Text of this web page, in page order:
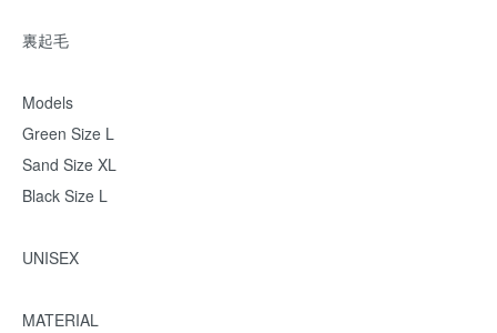
裏起毛
Models
Green Size L
Sand Size XL
Black Size L
UNISEX
MATERIAL